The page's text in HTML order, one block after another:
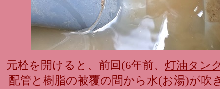
元栓を開けると、前回(6年前、 灯油タン
配管と樹脂の被覆の間から水(お湯)が吹